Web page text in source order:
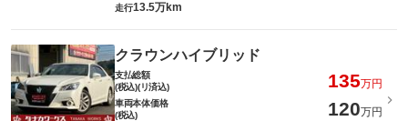
走行13.5万km
クラウンハイブリッド
支払総額
(税込)(リ済込)
135万円
車両本体価格
(税込)
120万円